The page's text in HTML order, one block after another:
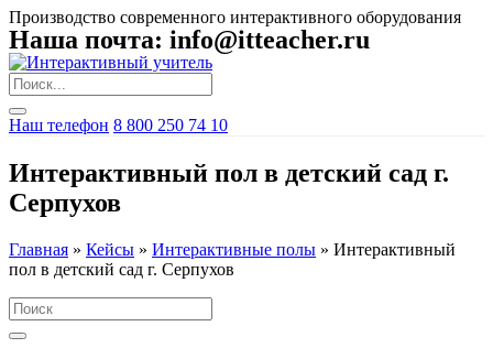
Производство современного интерактивного оборудования
Наша почта: info@itteacher.ru
Наш телефон 8 800 250 74 10
Интерактивный пол в детский сад г.
Серпухов
Главная » Кейсы » Интерактивные полы » Интерактивный
пол в детский сад г. Серпухов